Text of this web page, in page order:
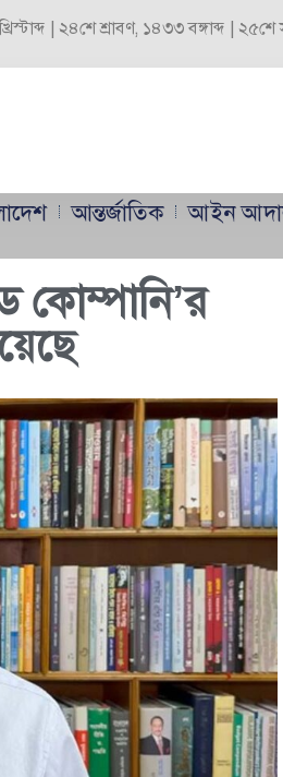
| ২৪শে শ্রাবণ, ১৪৩৩ বঙ্গাব্দ |
আন্তর্জাতিক আইন
কোম্পানি’র